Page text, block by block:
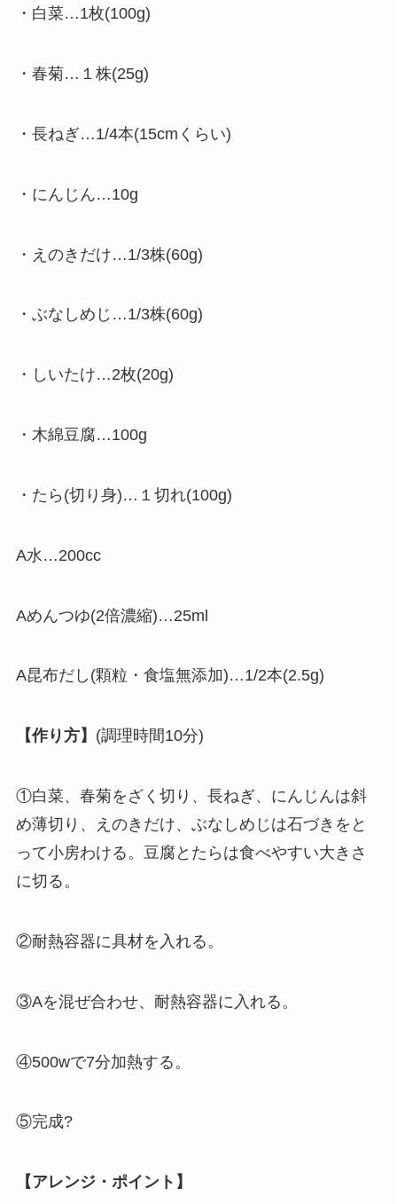
・白菜…1枚(100g)
・春菊…１株(25g)
・長ねぎ…1/4本(15cmくらい)
・にんじん…10g
・えのきだけ…1/3株(60g)
・ぶなしめじ…1/3株(60g)
・しいたけ…2枚(20g)
・木綿豆腐…100g
・たら(切り身)…１切れ(100g)
A水…200cc
Aめんつゆ(2倍濃縮)…25ml
A昆布だし(顆粒・食塩無添加)…1/2本(2.5g)
【作り方】 (調理時間10分)
①白菜、春菊をざく切り、長ねぎ、にんじんは斜
め薄切り、えのきだけ、ぶなしめじは石づきをと
って小房わける。豆腐とたらは食べやすい大きさ
に切る。
②耐熱容器に具材を入れる。
③Aを混ぜ合わせ、耐熱容器に入れる。
④500wで7分加熱する。
⑤完成?
【アレンジ・ポイント】